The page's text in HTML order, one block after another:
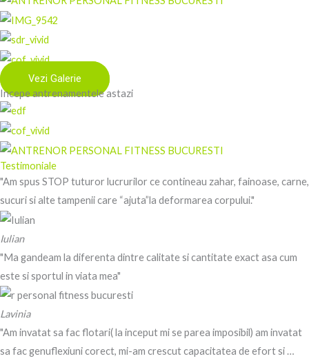
Vezi Galerie
Incepe antrenamentele astazi
Testimoniale
"Am spus STOP tuturor lucrurilor ce contineau zahar, fainoase, carne,
sucuri si alte tampenii care “ajuta”la deformarea corpului."
Iulian
"Ma gandeam la diferenta dintre calitate si cantitate exact asa cum
este si sportul in viata mea"
Lavinia
"Am invatat sa fac flotari( la inceput mi se parea imposibil) am invatat
sa fac genuflexiuni corect, mi-am crescut capacitatea de efort si …